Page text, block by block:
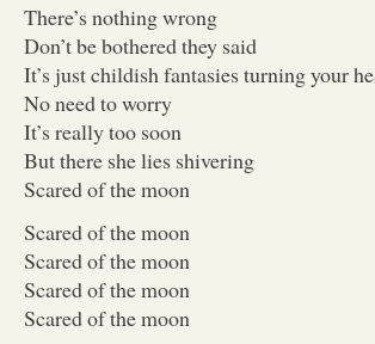
There’s nothing wrong
Don’t be bothered they said
It’s just childish fantasies turning your
No need to worry
It’s really too soon
But there she lies shivering
Scared of the moon
Scared of the moon
Scared of the moon
Scared of the moon
Scared of the moon